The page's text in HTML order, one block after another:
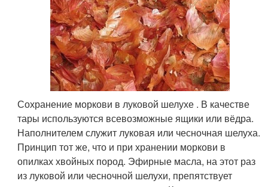
Сохранение моркови в луковой шелухе . В качестве
тары используются всевозможные ящики или вёдра.
Наполнителем служит луковая или чесночная шелуха.
Принцип тот же, что и при хранении моркови в
опилках хвойных пород. Эфирные масла, на этот раз
из луковой или чесночной шелухи, препятствует